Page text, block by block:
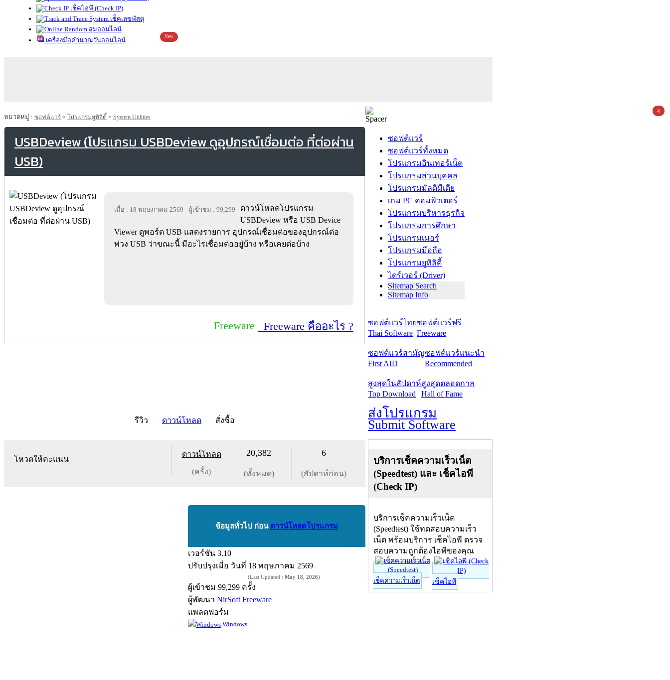
เช็คไอพี (Check IP)
เช็คเลขพัสดุ
สุ่มออนไลน์
เครื่องมือคำนวณวันออนไลน์
New
หมวดหมู่ : ซอฟต์แวร์ > โปรแกรมยูทิลิตี้ > System Utilities
USBDeview (โปรแกรม USBDeview ดูอุปกรณ์เชื่อมต่อ ที่ต่อผ่าน
USB)
เมื่อ : 18 พฤษภาคม 2569 ผู้เข้าชม : 99,299
ดาวน์โหลดโปรแกรม
USBDeview หรือ USB Device
Viewer ดูพอร์ต USB แสดงรายการ อุปกรณ์เชื่อมต่อของอุปกรณ์ต่อ
พ่วง USB ว่าขณะนี้ มีอะไรเชื่อมต่ออยู่บ้าง หรือเคยต่อบ้าง
Freeware Freeware คืออะไร ?
รีวิว ดาวน์โหลด สั่งซื้อ
โหวตให้คะแนน
ดาวน์โหลด
(ครั้ง)
20,382
(ทั้งหมด)
6
(สัปดาห์ก่อน)
ข้อมูลทั่วไป ก่อน ดาวน์โหลดโปรแกรม
เวอร์ชัน 3.10
ปรับปรุงเมื่อ วันที่ 18 พฤษภาคม 2569
(Last Updated : May 18, 2026)
ผู้เข้าชม 99,299 ครั้ง
ผู้พัฒนา NirSoft Freeware
แพลตฟอร์ม
Windows
ซอฟต์แวร์
ซอฟต์แวร์ทั้งหมด
โปรแกรมอินเทอร์เน็ต
โปรแกรมส่วนบุคคล
โปรแกรมมัลติมีเดีย
เกม PC คอมพิวเตอร์
โปรแกรมบริหารธุรกิจ
โปรแกรมการศึกษา
โปรแกรมเมอร์
โปรแกรมมือถือ
โปรแกรมยูทิลิตี้
ไดร์เวอร์ (Driver)
Sitemap Search
Sitemap Info
ซอฟต์แวร์ไทย
Thai Software
ซอฟต์แวร์ฟรี
Freeware
ซอฟต์แวร์สามัญ
First AID
ซอฟต์แวร์แนะนำ
Recommended
สูงสุดในสัปดาห์
Top Download
สูงสุดตลอดกาล
Hall of Fame
ส่งโปรแกรม
Submit Software
บริการเช็คความเร็วเน็ต
(Speedtest) และ เช็คไอพี
(Check IP)
บริการเช็คความเร็วเน็ต
(Speedtest) ใช้ทดสอบความเร็ว
เน็ต พร้อมบริการ เช็คไอพี ตรวจ
สอบความถูกต้องไอพีของคุณ
เช็คความเร็วเน็ต เช็คไอพี
4